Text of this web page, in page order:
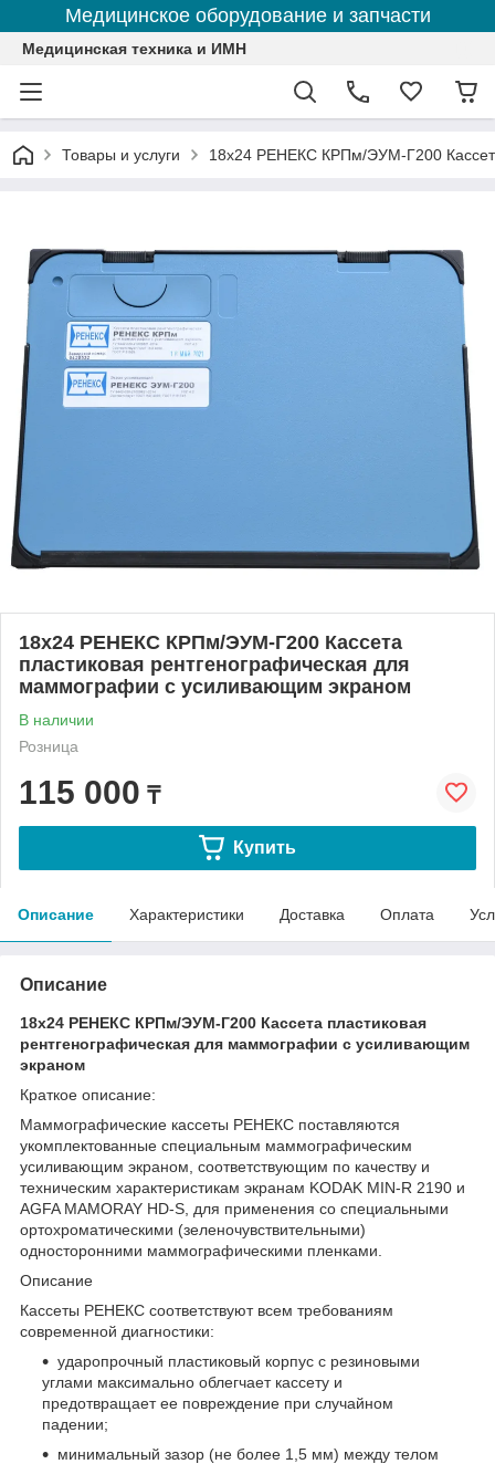
Медицинское оборудование и запчасти
Медицинская техника и ИМН
Товары и услуги 18х24 РЕНЕКС КРПм/ЭУМ-Г200
18х24 РЕНЕКС КРПм/ЭУМ-Г200 Кассета
пластиковая рентгенографическая для
маммографии с усиливающим экраном
В наличии
Розница
115 000 ₸
Купить
Описание Характеристики Доставка Оплата
Описание
18х24 РЕНЕКС КРПм/ЭУМ-Г200 Кассета пластиковая
рентгенографическая для маммографии с усиливающим
экраном
Краткое описание:
Маммографические кассеты РЕНЕКС поставляются
укомплектованные специальным маммографическим
усиливающим экраном, соответствующим по качеству и
техническим характеристикам экранам KODAK MIN-R 2190 и
AGFA MAMORAY HD-S, для применения со специальными
ортохроматическими (зеленочувствительными)
односторонними маммографическими пленками.
Описание
Кассеты РЕНЕКС соответствуют всем требованиям
современной диагностики:
ударопрочный пластиковый корпус с резиновыми
углами максимально облегчает кассету и
предотвращает ее повреждение при случайном
падении;
минимальный зазор (не более 1,5 мм) между телом